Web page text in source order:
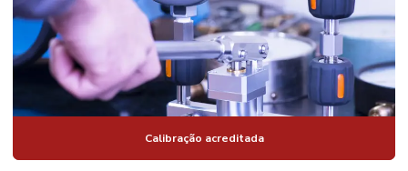
Calibração acreditada